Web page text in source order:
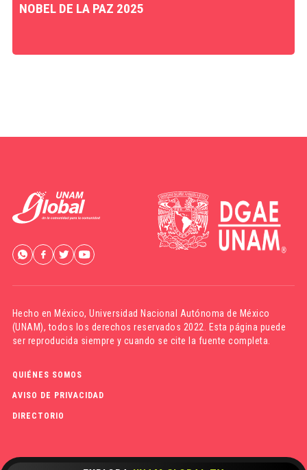
NOBEL DE LA PAZ 2025
Hecho en México,Universidad Nacional Autónoma de México
(UNAM), todos los derechos reservados 2022. Esta página puede
ser reproducida siempre y cuando se cite la fuente completa.
QUIÉNES SOMOS
AVISO DE PRIVACIDAD
DIRECTORIO